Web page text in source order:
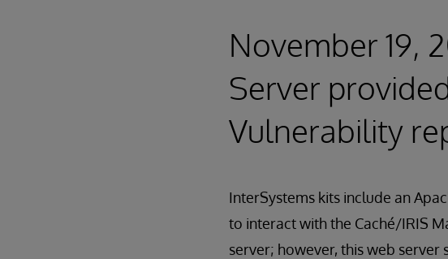
November 19,
Server
Vulnerability
InterSystems kits include an
to interact with the Caché/IRIS
server; however, this web